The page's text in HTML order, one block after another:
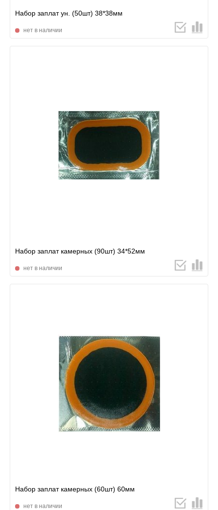
Набор заплат ун. (50шт) 38*38мм
нет в наличии
Набор заплат камерных (90шт) 34*52мм
нет в наличии
Набор заплат камерных (60шт) 60мм
нет в наличии